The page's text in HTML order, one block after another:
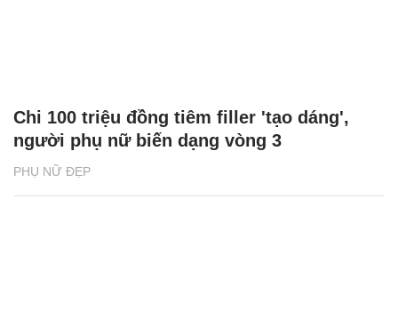
PHỤ NỮ ĐẸP
Chi 100 triệu đồng tiêm filler 'tạo dáng',
người phụ nữ biến dạng vòng 3